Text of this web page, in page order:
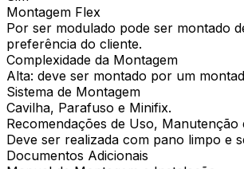
Montagem Flex
Por ser modulado pode ser montado
preferência do cliente.
Complexidade da Montagem
Alta: deve ser montado por um
Sistema de Montagem
Cavilha, Parafuso e Minifix.
Recomendações de Uso, Manutenção
Deve ser realizada com pano limpo e
Documentos Adicionais